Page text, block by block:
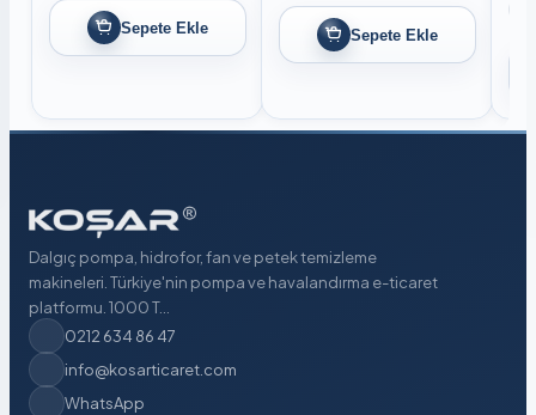
Sepete Ekle Sepete Ekle
Dalgıç pompa, hidrofor, fan ve petek temizleme
makineleri. Türkiye'nin pompa ve havalandırma e-ticaret
platformu. 1000 T...
0212 634 86 47
info@kosarticaret.com
WhatsApp